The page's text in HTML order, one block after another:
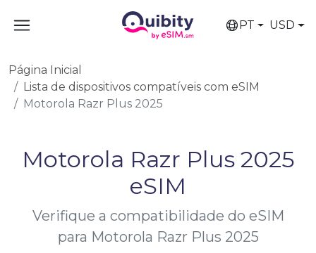
PT USD
Página Inicial
Lista de dispositivos compatíveis com eSIM
Motorola Razr Plus 2025
Motorola Razr Plus 2025
eSIM
Verifique a compatibilidade do eSIM
para Motorola Razr Plus 2025